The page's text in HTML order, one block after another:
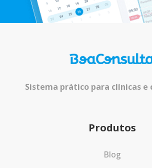
Sistema prático para clínicas e
Produtos
Blog